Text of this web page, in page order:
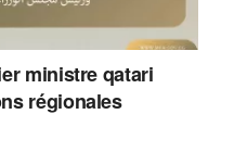
ministre qatari
régionales